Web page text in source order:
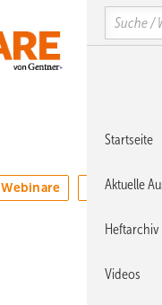
Webinare Podcasts
Search
Startseite
Aktuelle
Heftarchiv
Videos